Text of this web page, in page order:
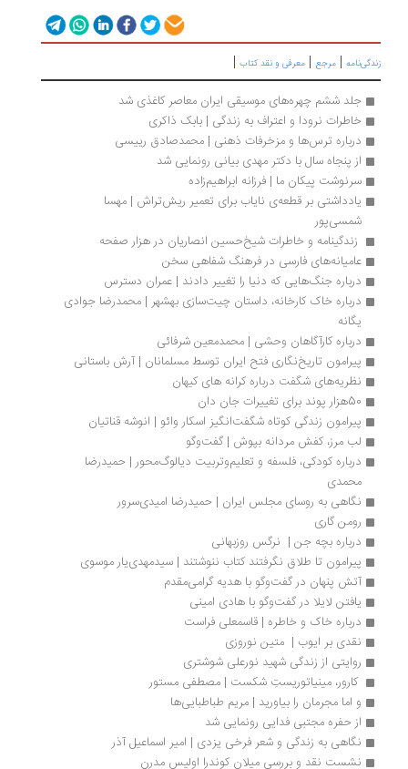
|مرجع| معرفی و نقد کتاب|
جلد ششم چهره‌های موسیقی ایران معاصر کاغذی شد
خاطرات نرودا و اعتراف به زندگی | بابک ذاکری
درباره ترس‌ها و مزخرفات ذهنی | محمدصادق رییسی
از پنجاه سال با دکتر مهدی بیانی رونمایی شد
سرنوشت پیکان ما | فرزانه ابراهیم‌زاده
شمسی‌پور
زندگینامه و خاطرات شیخ‌حسین انصاریان در هزار صفحه
عامیانه‌های فارسی در فرهنگ شفاهی سخن
درباره جنگ‌هایی که دنیا را تغییر دادند | عمران دسترس
درباره خاک کارخانه،‌ داستان چیت‌سازی بهشهر | محمدرضا جوادی
درباره کارآگاهان وحشی | محمدمعین شرفائی
پیرامون تاریخ‌نگاری فتح ایران توسط مسلمانان | آرش باستانی
نظریه‌های شگفت درباره کرانه های کیهان
پیرامون زندگی کوتاه شگفت‌انگیز اسکار وائو | انوشه قناتیان
لب مرز، کفش مردانه بپوش | گفت‌وگو
درباره کودکی، فلسفه و تعلیم‌وتربیت دیالوگ‌محور | حمیدرضا
محمدی
نگاهی به روسای مجلس ایران | حمیدرضا امیدی‌سرور
رومن گاری
درباره بچه جن |  نرگس روزبهانی
پیرامون تا طلاق نگرفتند کتاب ننوشتند | سیدمهدی‌یار موسوی
آتش پنهان در گفت‌وگو با هدیه گرامی‌مقدم
یافتن لایلا در گفت‌وگو با هادی امینی
درباره خاک و خاطره | قاسمعلی فراست
نقدی بر ایوب |  متین نوروزی
روایتی از زندگی شهید نورعلی شوشتری
کارور، مینیاتوریستِ شکست | مصطفی ‌مستور
و اما مجرمان را بیاورید | مریم‌ طباطبایی‌ها
از حفره مجتبی فدایی رونمایی شد
نگاهی به زندگی و شعر فرخی یزدی | امیر اسماعیل آذر
نشست نقد و بررسی میلان کوندرا اولیس مدرن